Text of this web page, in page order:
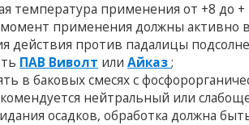
температура применения от +8 до +
применения должны активно
действия против падалицы
ПАВ Виволт илиАйказ;
в баковых смесях с
нейтральный или
осадков, обработка должна